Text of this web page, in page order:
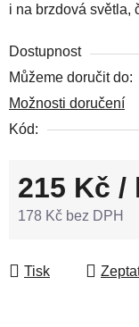
i na brzdová světla,
Dostupnost
Můžeme doručit do:
Možnosti doručení
Kód:
215 Kč /
178 Kč bez DPH
Tisk